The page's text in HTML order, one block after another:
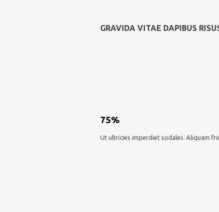
GRAVIDA VITAE DAPIBUS
75%
Ut ultricies imperdiet sodales. Aliquam